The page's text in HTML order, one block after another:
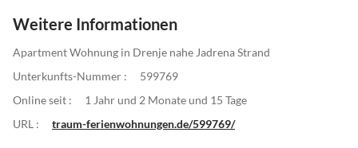
Weitere Informationen
Apartment Wohnung in Drenje nahe Jadrena Strand
Unterkunfts-Nummer :
599769
Online seit :
1 Jahr und 2 Monate und 15 Tage
URL :
traum-ferienwohnungen.de/599769/